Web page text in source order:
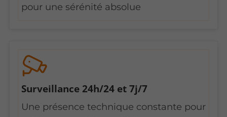
pour une sérénité absolue
Surveillance 24h/24 et 7j/7
Une présence technique constante pour